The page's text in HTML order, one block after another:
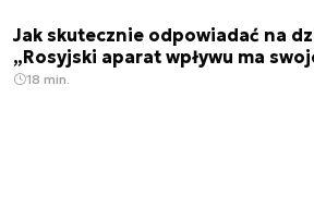
Jak skutecznie odpowiadać na
„Rosyjski aparat wpływu ma
18 min.